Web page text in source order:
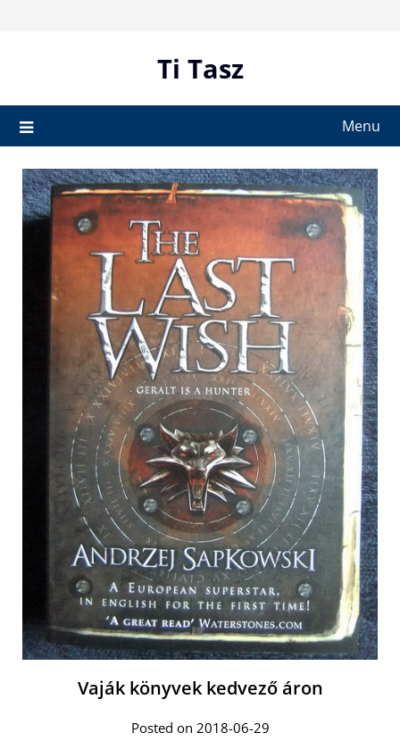
Ti Tasz
Menu
Vaják könyvek kedvező áron
Posted on 2018-06-29